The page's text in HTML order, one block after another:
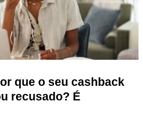
que o seu cashback
recusado? É